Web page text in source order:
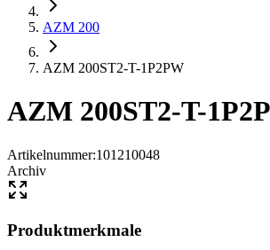
AZM 200
AZM 200ST2-T-1P2PW
AZM 200ST2-T-
Artikelnummer:101210048
Archiv
Produktmerkmale